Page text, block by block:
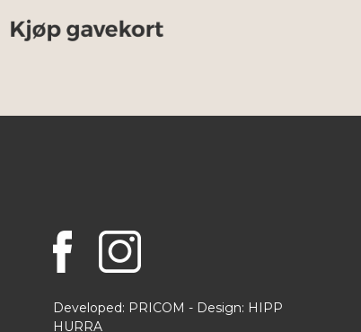
Developed: PRICOM - Design: HIPP
HURRA